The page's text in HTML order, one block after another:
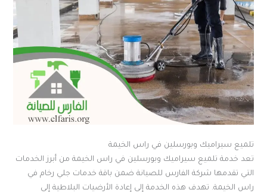
تلميع سيراميك وبورسلين في راس الخيمة
تعد خدمة تلميع سيراميك وبورسلين في راس الخيمة من أبرز الخدمات
التي تقدمها شركة الفارس للصيانة ضمن باقة خدمات جلي رخام في
راس الخيمة. تهدف هذه الخدمة إلى إعادة الأرضيات البلاطية إلى